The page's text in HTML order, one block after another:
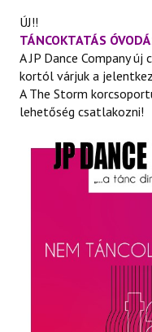
ÚJ!!
TÁNCOKTATÁS
A JP Dance Company
kortól várjuk a
A The Storm
lehetőség csatlakozni!